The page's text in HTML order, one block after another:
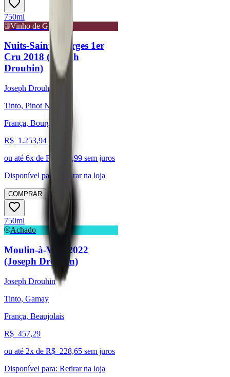
750ml
Vinho de Guarda
Nuits-Saint-Georges 1er
Cru 2018 (Joseph
Drouhin)
Joseph Drouhin
Tinto, Pinot Noir
França, Bourgogne
R$ 1.253,94
ou até 6x de R$ 208,99 sem juros
Disponível para:
Retirar na loja
COMPRAR
750ml
Achado
Moulin-à-Vent 2022
(Joseph Drouhin)
Joseph Drouhin
Tinto, Gamay
França, Beaujolais
R$ 457,29
ou até 2x de R$ 228,65 sem juros
Disponível para: Retirar na loja